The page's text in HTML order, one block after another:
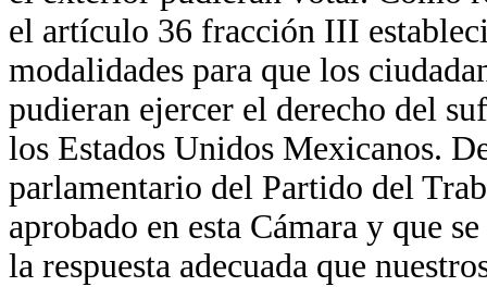
el artículo 36 fracción III
modalidades para que los
pudieran ejercer el derecho del
los Estados Unidos Mexicanos.
parlamentario del Partido del
aprobado en esta Cámara y que
la respuesta adecuada que